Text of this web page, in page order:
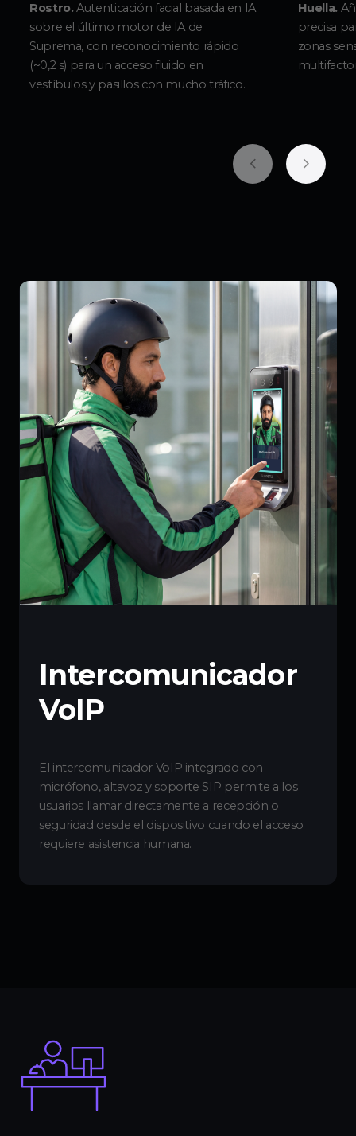
Rostro.Autenticación facial basada en IA
sobre el último motor de IA de
Suprema, con reconocimiento rápido
(~0,2 s) para un acceso fluido en
vestíbulos y pasillos con mucho tráfico.
Huella.
precisa
zonas
Intercomunicador
VoIP
El intercomunicador VoIP integrado con
micrófono, altavoz y soporte SIP permite a los
usuarios llamar directamente a recepción o
seguridad desde el dispositivo cuando el acceso
requiere asistencia humana.